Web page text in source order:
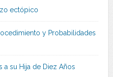
ectópico
y Probabilidades
a su Hija de Diez Años